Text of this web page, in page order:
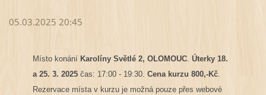
05.03.2025 20:45
Místo konání Karolíny Světlé 2, OLOMOUC. Úterky 18.
a 25. 3. 2025 čas: 17:00 - 19:30. Cena kurzu 800,-Kč.
Rezervace místa v kurzu je možná pouze přes webové